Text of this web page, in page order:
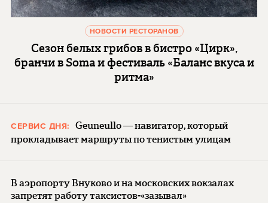
НОВОСТИ РЕСТОРАНОВ
Сезон белых грибов в бистро «Цирк»,
бранчи в Soma и фестиваль «Баланс вкуса и
ритма»
СЕРВИС ДНЯ:
Geuneullo — навигатор, который
прокладывает маршруты по тенистым улицам
В аэропорту Внуково и на московских вокзалах
запретят работу таксистов-«зазывал»